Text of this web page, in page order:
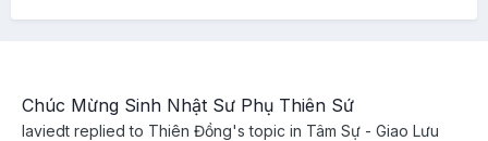
Chúc Mừng Sinh Nhật Sư Phụ Thiên Sứ
laviedt replied to Thiên Đồng's topic in Tâm Sự - Giao Lưu